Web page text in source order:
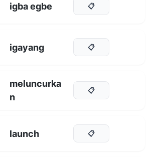
igba egbe 📋
igayang 📋
meluncurka
n
📋
launch 📋